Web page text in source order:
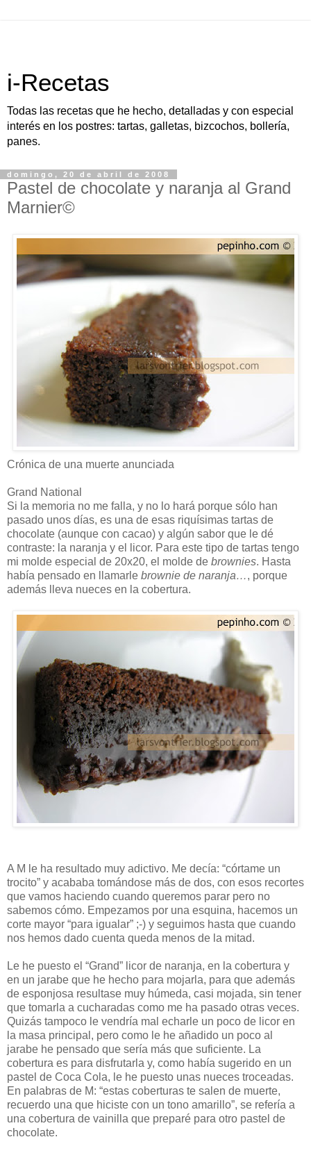
i-Recetas
Todas las recetas que he hecho, detalladas y con especial
interés en los postres: tartas, galletas, bizcochos, bollería,
panes.
domingo, 20 de abril de 2008
Pastel de chocolate y naranja al Grand
Marnier©
Crónica de una muerte anunciada
Grand National
Si la memoria no me falla, y no lo hará porque sólo han
pasado unos días, es una de esas riquísimas tartas de
chocolate (aunque con cacao) y algún sabor que le dé
contraste: la naranja y el licor. Para este tipo de tartas tengo
mi molde especial de 20x20, el molde de brownies. Hasta
había pensado en llamarle brownie de naranja…, porque
además lleva nueces en la cobertura.
A M le ha resultado muy adictivo. Me decía: “córtame un
trocito” y acababa tomándose más de dos, con esos recortes
que vamos haciendo cuando queremos parar pero no
sabemos cómo. Empezamos por una esquina, hacemos un
corte mayor “para igualar” ;-) y seguimos hasta que cuando
nos hemos dado cuenta queda menos de la mitad.
Le he puesto el “Grand” licor de naranja, en la cobertura y
en un jarabe que he hecho para mojarla, para que además
de esponjosa resultase muy húmeda, casi mojada, sin tener
que tomarla a cucharadas como me ha pasado otras veces.
Quizás tampoco le vendría mal echarle un poco de licor en
la masa principal, pero como le he añadido un poco al
jarabe he pensado que sería más que suficiente. La
cobertura es para disfrutarla y, como había sugerido en un
pastel de Coca Cola, le he puesto unas nueces troceadas.
En palabras de M: “estas coberturas te salen de muerte,
recuerdo una que hiciste con un tono amarillo”, se refería a
una cobertura de vainilla que preparé para otro pastel de
chocolate.